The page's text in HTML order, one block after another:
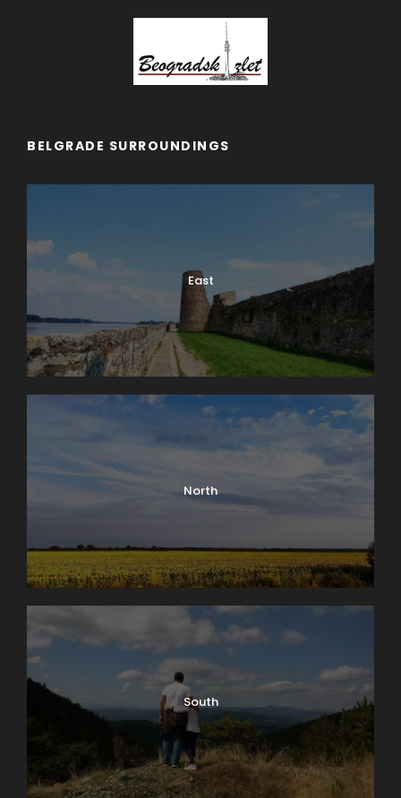
U svakom gradu i mestu sa bogatom istorijom i
tradicijom, u užem centru se nalaze skoro sve
najznačajnije znamenitosti, kulturno-istorijski
spomenici, zone za šoping i turističke atrakcije. I naš
glavni grad ne zaostaje za ostalim turističkim
metropolama pa je centar grada postao velika
pešačka zona sa pratećim sadržajima koji su bitni za
turizam u Srbiji i Beogradu. U skladu sa ovim, bogata i
BELGRADE SURROUNDINGS
East
North
South